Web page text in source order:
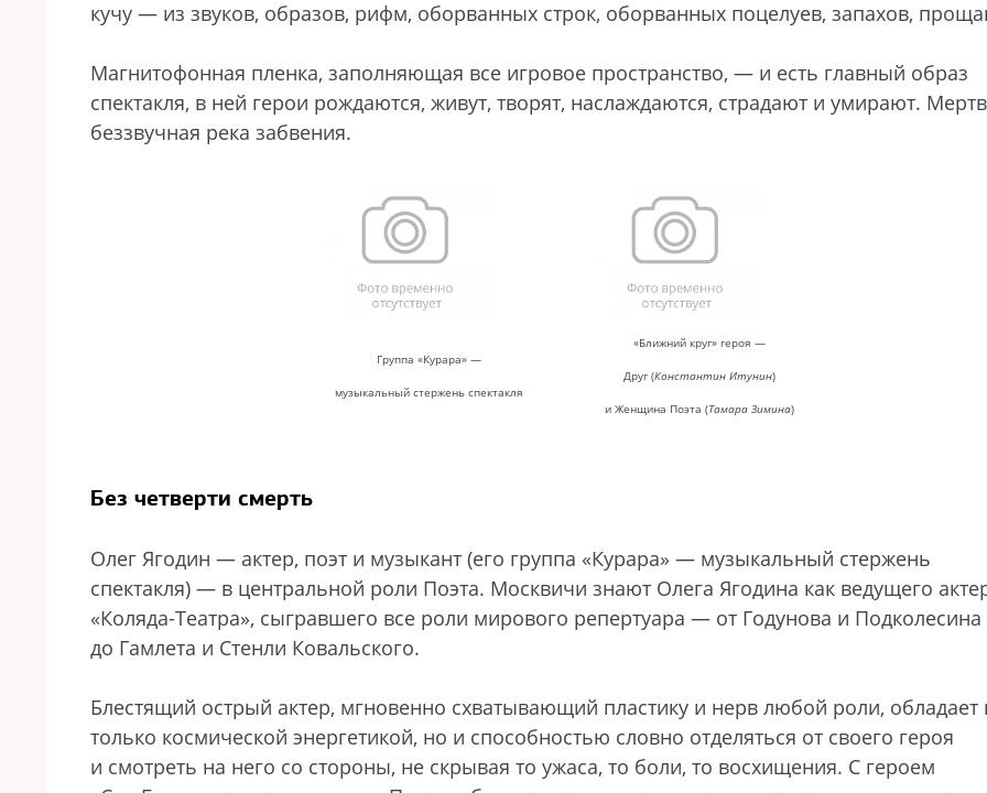
кучу — из звуков, образов, рифм, оборванных строк, оборванных поцелуев, запахов,
Магнитофонная пленка, заполняющая все игровое пространство, — и есть главный образ
спектакля, в ней герои рождаются, живут, творят, наслаждаются, страдают и умирают.
беззвучная река забвения.
Группа «Курара» —
музыкальный стержень спектакля
«Ближний круг» героя —
Друг (Константин Итунин)
и Женщина Поэта (Тамара Зимина)
Без четверти смерть
Олег Ягодин — актер, поэт и музыкант (его группа «Курара» — музыкальный стержень
спектакля) — в центральной роли Поэта. Москвичи знают Олега Ягодина как ведущего
«Коляда-Театра», сыгравшего все роли мирового репертуара — от Годунова и Подколесина
до Гамлета и Стенли Ковальского.
Блестящий острый актер, мгновенно схватывающий пластику и нерв любой роли, обладает
только космической энергетикой, но и способностью словно отделяться от своего героя
и смотреть на него со стороны, не скрывая то ужаса, то боли, то восхищения. С героем